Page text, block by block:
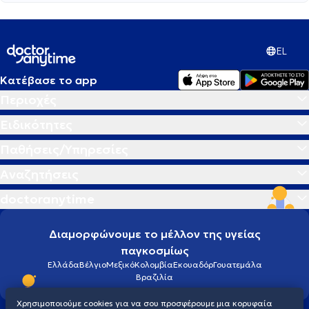
EL
Κατέβασε το app
Διαμορφώνουμε το μέλλον της υγείας
παγκοσμίως
ΕλλάδαΒέλγιοΜεξικόΚολομβίαΕκουαδόρΓουατεμάλα
Βραζιλία
Χρησιμοποιούμε cookies για να σου προσφέρουμε μια κορυφαία